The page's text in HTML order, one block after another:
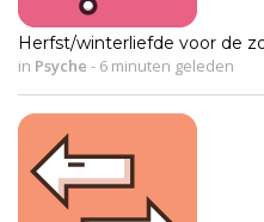
Herfst/winterliefde voor de
in Psyche - 6 minuten geleden